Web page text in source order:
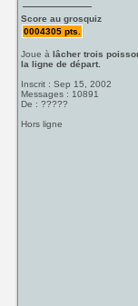
Score au grosquiz
0004305 pts.
Joue àlâcher trois
la ligne de départ.
Inscrit : Sep 15, 2002
Messages : 10891
De : ?????
Hors ligne